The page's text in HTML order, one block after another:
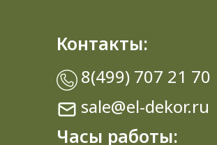
Контакты:
8(499) 707 21 70
sale@el-dekor.ru
Часы работы: